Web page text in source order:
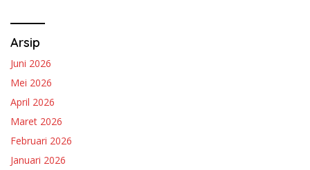
Arsip
Juni 2026
Mei 2026
April 2026
Maret 2026
Februari 2026
Januari 2026